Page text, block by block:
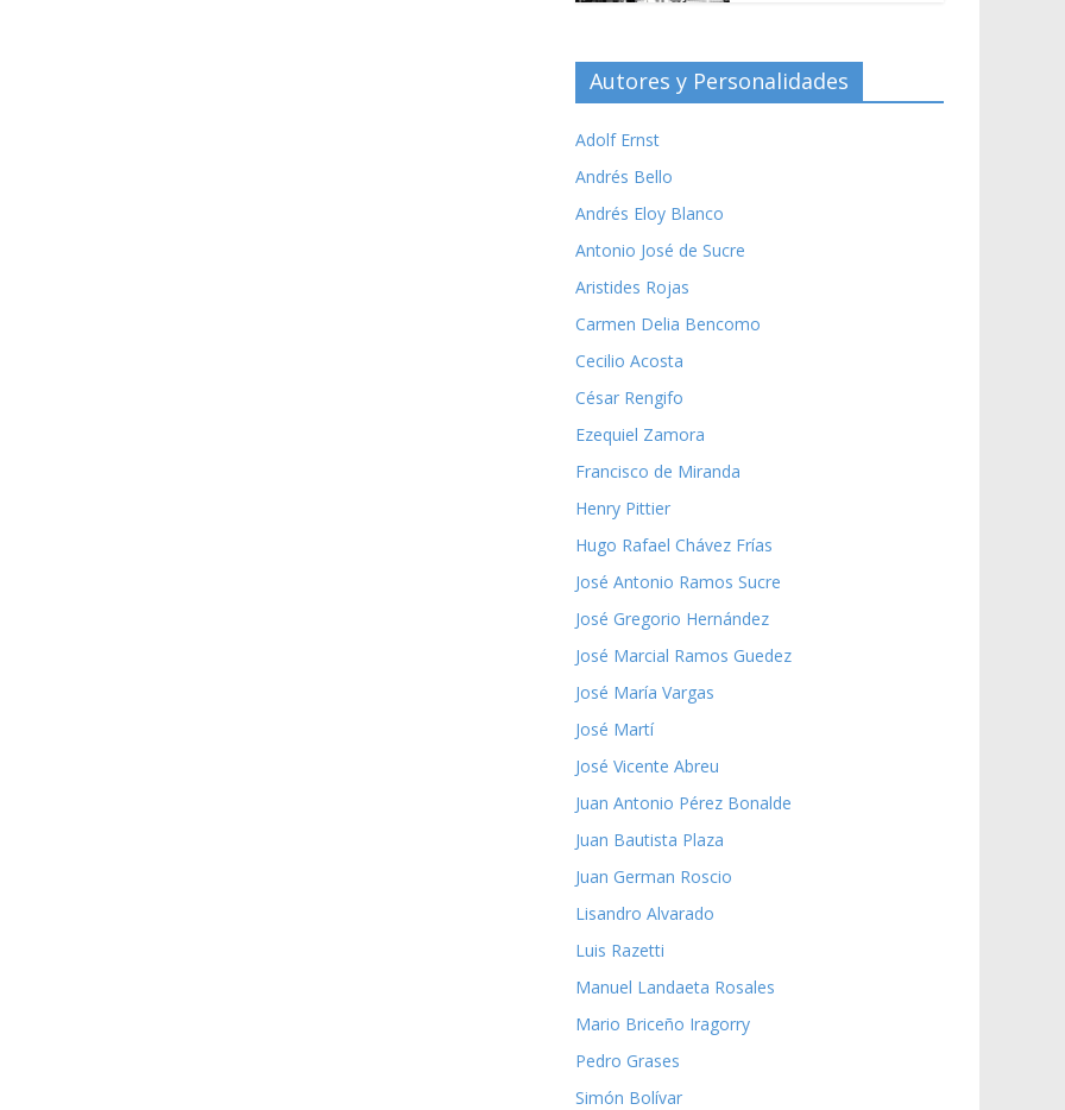
Autores y Personalidades
Adolf Ernst
Andrés Bello
Andrés Eloy Blanco
Antonio José de Sucre
Aristides Rojas
Carmen Delia Bencomo
Cecilio Acosta
César Rengifo
Ezequiel Zamora
Francisco de Miranda
Henry Pittier
Hugo Rafael Chávez Frías
José Antonio Ramos Sucre
José Gregorio Hernández
José Marcial Ramos Guedez
José María Vargas
José Martí
José Vicente Abreu
Juan Antonio Pérez Bonalde
Juan Bautista Plaza
Juan German Roscio
Lisandro Alvarado
Luis Razetti
Manuel Landaeta Rosales
Mario Briceño Iragorry
Pedro Grases
Simón Bolívar